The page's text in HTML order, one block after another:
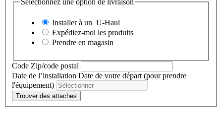
Sélectionnez une option de livraison
Installer à un U-Haul
Expédiez-moi les produits
Prendre en magasin
Code Zip/code postal
Date de l’installation Date de votre départ (pour prendre
l'équipement)
Trouver des attaches